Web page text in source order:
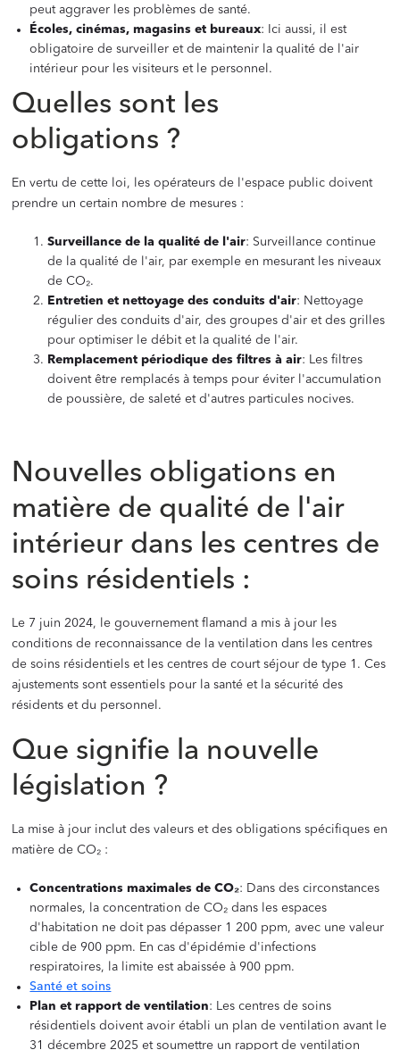
peut aggraver les problèmes de santé.
Écoles, cinémas, magasins et bureaux: Ici aussi, il est
obligatoire de surveiller et de maintenir la qualité de l'air
intérieur pour les visiteurs et le personnel.
Quelles sont les
obligations ?
En vertu de cette loi, les opérateurs de l'espace public doivent
prendre un certain nombre de mesures :
Surveillance de la qualité de l'air: Surveillance continue
de la qualité de l'air, par exemple en mesurant les niveaux
de CO₂.
Entretien et nettoyage des conduits d'air: Nettoyage
régulier des conduits d'air, des groupes d'air et des grilles
pour optimiser le débit et la qualité de l'air.
Remplacement périodique des filtres à air: Les filtres
doivent être remplacés à temps pour éviter l'accumulation
de poussière, de saleté et d'autres particules nocives.
Nouvelles obligations en
matière de qualité de l'air
intérieur dans les centres de
soins résidentiels :
Le 7 juin 2024, le gouvernement flamand a mis à jour les
conditions de reconnaissance de la ventilation dans les centres
de soins résidentiels et les centres de court séjour de type 1. Ces
ajustements sont essentiels pour la santé et la sécurité des
résidents et du personnel.
Que signifie la nouvelle
législation ?
La mise à jour inclut des valeurs et des obligations spécifiques en
matière de CO₂ :
Concentrations maximales de CO₂: Dans des circonstances
normales, la concentration de CO₂ dans les espaces
d'habitation ne doit pas dépasser 1 200 ppm, avec une valeur
cible de 900 ppm. En cas d'épidémie d'infections
respiratoires, la limite est abaissée à 900 ppm.
Santé et soins
Plan et rapport de ventilation: Les centres de soins
résidentiels doivent avoir établi un plan de ventilation avant le
31 décembre 2025 et soumettre un rapport de ventilation